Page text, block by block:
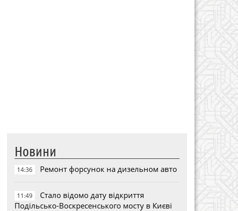
Новини
14:36 Ремонт форсунок на дизельном авто
11:49
Стало відомо дату відкриття
Подільсько-Воскресенського мосту в Києві